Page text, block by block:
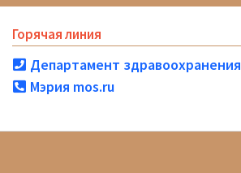
Горячая линия
Департамент здравоохранения
Мэрия mos.ru